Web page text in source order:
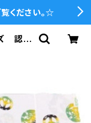
ください。☆
認定
イト